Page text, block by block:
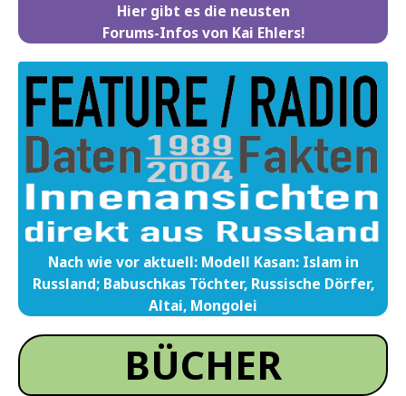
Hier gibt es die neusten
Forums-Infos von Kai Ehlers!
Nach wie vor aktuell: Modell Kasan: Islam in
Russland; Babuschkas Töchter, Russische Dörfer,
Altai, Mongolei
BÜCHER